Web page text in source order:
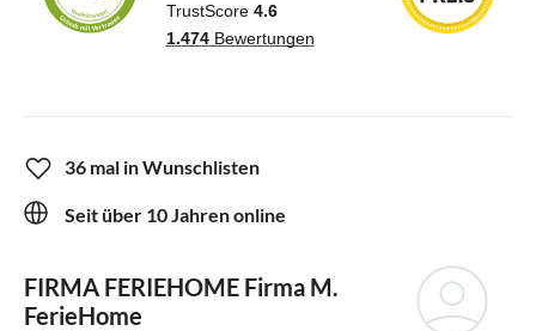
36 mal in Wunschlisten
Seit über 10 Jahren online
FIRMA FERIEHOME Firma M.
FerieHome